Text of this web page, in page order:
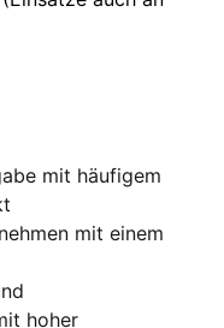
mit häufigem
mit einem
hoher